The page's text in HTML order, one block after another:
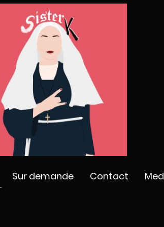
Sur demande Contact